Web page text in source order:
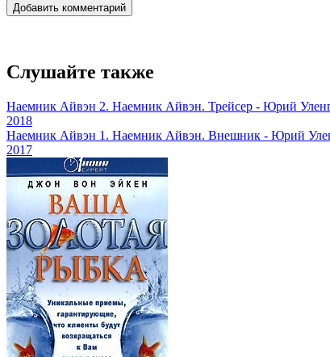
Добавить комментарий
Слушайте также
Наемник Айвэн 2. Наемник Айвэн. Трейсер - Юрий
2018
Наемник Айвэн 1. Наемник Айвэн. Внешник - Юрий
2017